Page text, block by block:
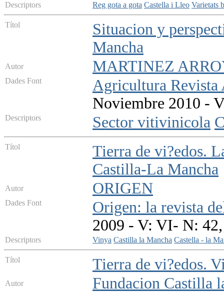
Descriptors Reg gota a gota Castella i Lleo Varietats
Títol
Situacion y
Mancha
Autor MARTINEZ
Dades Font
Agricultura Revista
Noviembre 2010 -
Descriptors Sector vitivinicola
Títol
Tierra de vi?edos.
Castilla-La Mancha
Autor ORIGEN
Dades Font
Origen: la revista
2009 - V: VI- N:
Descriptors Vinya Castilla la Mancha Castella - la
Títol Tierra de vi?edos.
Autor Fundacion Castilla